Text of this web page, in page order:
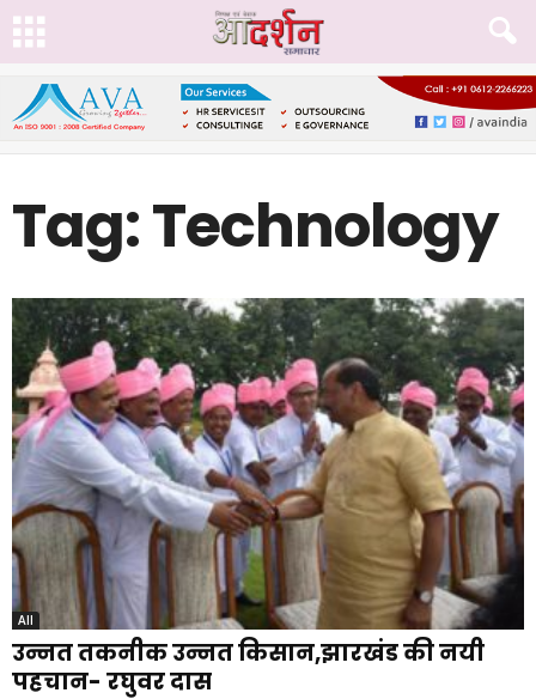
Tag: Technology
All
उन्नत तकनीक उन्नत किसान,झारखंड की नयी
पहचान- रघुवर दास